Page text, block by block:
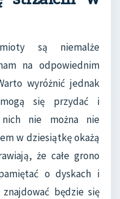
są niemalże
na odpowiednim
wyróżnić jednak
się przydać i
nich nie można nie
w dziesiątkę okażą
że całe grono
o dyskach i
będzie się